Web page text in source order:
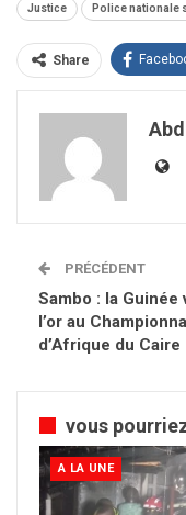
Justice Police nationale
Share
PRÉCÉDENT
Sambo : la Guinée
l’or au
d’Afrique du Caire
vous
A LA UNE